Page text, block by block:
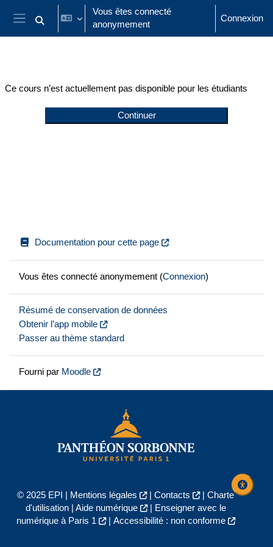
Passer au contenu principal
Panneau latéral
Activer/désactiver la saisie de recherche
Vous êtes connecté
anonymement
Connexion
Ce cours n’est actuellement pas disponible pour les étudiants
Continuer
Documentation pour cette page
Vous êtes connecté anonymement (Connexion)
Résumé de conservation de données
Obtenir l’app mobile
Passer au thème standard
Fourni par Moodle
© 2025 EPI | Mentions légales | Contacts | Charte
d'utilisation| Aide numérique |
Enseigner avec le
numérique à Paris 1
| Accessibilité : non conforme